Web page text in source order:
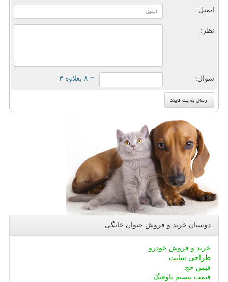
ایمیل:
نظر:
سوال: = ۸ بعلاوه ۳
دوستان خرید و فروش حیوان خانگی
خرید و فروش خودرو
طراحی سایت
فیش حج
قیمت بیسیم باوفنگ